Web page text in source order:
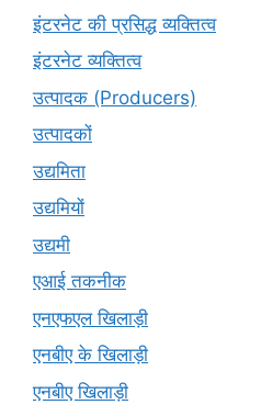
इंटरनेट की प्रसिद्ध व्यक्तित्व
इंटरनेट व्यक्तित्व
उत्पादक (Producers)
उत्पादकों
उद्यमिता
उद्यमियों
उद्यमी
एआई तकनीक
एनएफएल खिलाड़ी
एनबीए के खिलाड़ी
एनबीए खिलाड़ी